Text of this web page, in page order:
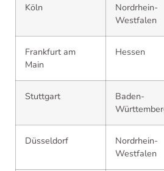
Köln
Nordrhein-
Westfalen
Frankfurt am
Main
Hessen
Stuttgart
Baden-
Düsseldorf
Nordrhein-
Westfalen